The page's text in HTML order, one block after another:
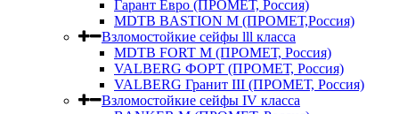
Гарант Евро (ПРОМЕТ, Россия)
MDTB BASTION M (ПРОМЕТ,Россия)
Взломостойкие сейфы lll класса
MDTB FORT M (ПРОМЕТ, Россия)
VALBERG ФОРТ (ПРОМЕТ, Россия)
VALBERG Гранит III (ПРОМЕТ, Россия)
Взломостойкие сейфы IV класса